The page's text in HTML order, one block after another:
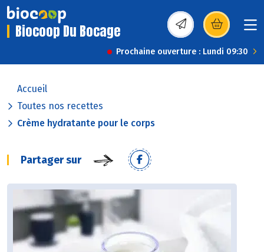
Biocoop Du Bocage (s’ouvre dans une
Prochaine ouverture : Lundi 09:30
Accueil
Toutes nos recettes
Crème hydratante pour le corps
Partager sur